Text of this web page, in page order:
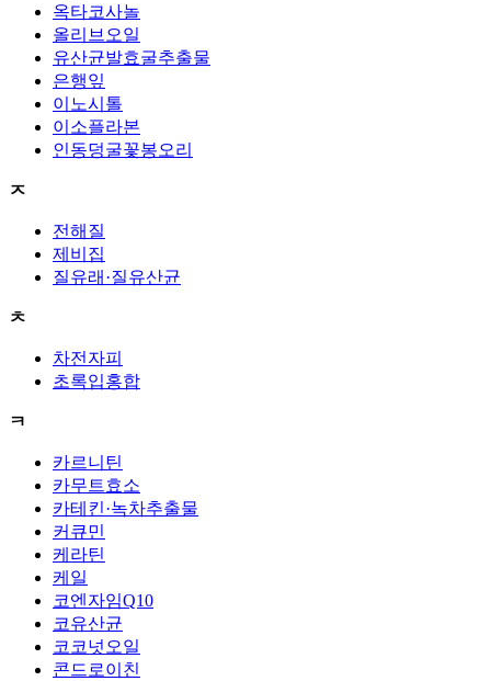
옥타코사놀
올리브오일
유산균발효굴추출물
은행잎
이노시톨
이소플라본
인동덩굴꽃봉오리
ㅈ
전해질
제비집
질유래·질유산균
ㅊ
차전자피
초록입홍합
ㅋ
카르니틴
카무트효소
카테킨·녹차추출물
커큐민
케라틴
케일
코엔자임Q10
코유산균
코코넛오일
콘드로이친